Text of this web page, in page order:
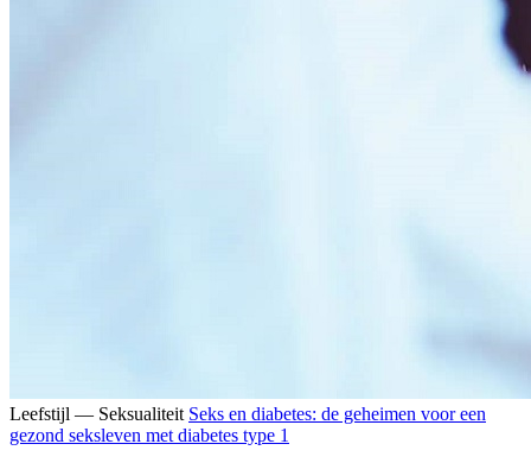
Leefstijl — Seksualiteit Seks en diabetes: de geheimen voor een
gezond seksleven met diabetes type 1